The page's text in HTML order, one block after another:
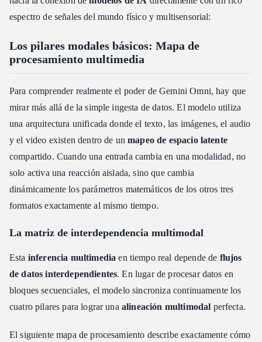
espectro de señales del mundo físico y multisensorial:
Los pilares modales básicos: Mapa de
procesamiento multimedia
Para comprender realmente el poder de Gemini Omni, hay que
mirar más allá de la simple ingesta de datos. El modelo utiliza
una arquitectura unificada donde el texto, las imágenes, el audio
y el video existen dentro de unmapeo de espacio latente
compartido. Cuando una entrada cambia en una modalidad, no
solo activa una reacción aislada, sino que cambia
dinámicamente los parámetros matemáticos de los otros tres
formatos exactamente al mismo tiempo.
La matriz de interdependencia multimodal
Esta inferencia multimedia en tiempo real depende de flujos
de datos interdependientes. En lugar de procesar datos en
bloques secuenciales, el modelo sincroniza continuamente los
cuatro pilares para lograr una alineación multimodal perfecta.
El siguiente mapa de procesamiento describe exactamente cómo